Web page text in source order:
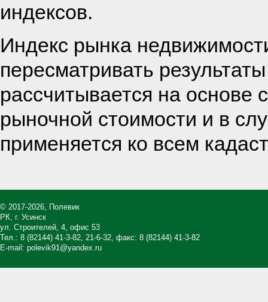
индексов.
Индекс рынка
пересматривать
рассчитывается на основе
рыночной стоимости и в
применяется ко всем
© 2017-2026, Полевик
РК, г. Усинск
ул. Строителей, 4, офис 53
Тел.: 8 (82144) 41-3-82, 21-6-32, факс: 8 (82144) 41-3-82
E-mail: polevik91@yandex.ru